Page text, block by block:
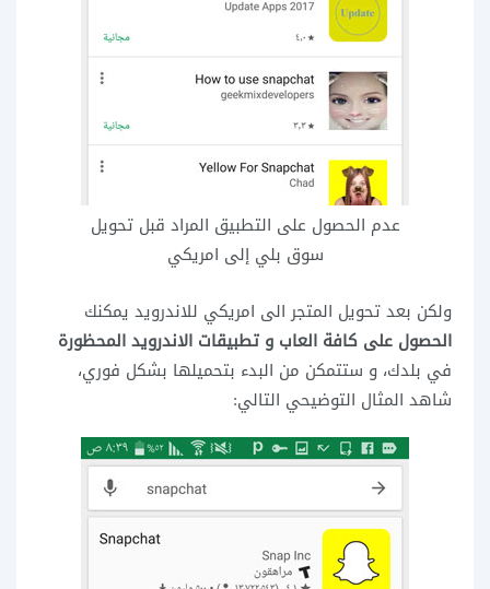
عدم الحصول على التطبيق المراد قبل تحويل
سوق بلي إلى امريكي
ولكن بعد تحويل المتجر الى امريكي للاندرويد يمكنك
الحصول على كافة العاب و تطبيقات الاندرويد المحظورة
في بلدك، و ستتمكن من البدء بتحميلها بشكل فوري،
شاهد المثال التوضيحي التالي: